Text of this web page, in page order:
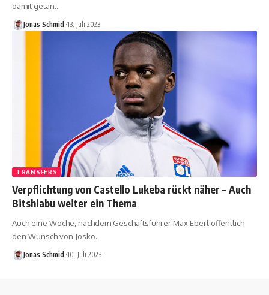
damit getan…
Jonas Schmid 13. Juli 2023
TRANSFERS
Verpflichtung von Castello Lukeba rückt näher – Auch
Bitshiabu weiter ein Thema
Auch eine Woche, nachdem Geschäftsführer Max Eberl öffentlich
den Wunsch von Josko…
Jonas Schmid 10. Juli 2023